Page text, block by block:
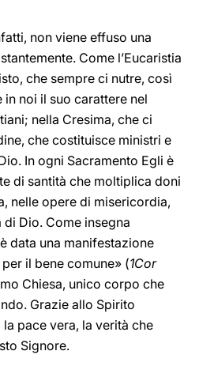
non viene effuso una
Come l’Eucaristia
che sempre ci nutre, così
noi il suo carattere nel
nella Cresima, che ci
che costituisce ministri e
In ogni Sacramento Egli è
di santità che moltiplica doni
nelle opere di misericordia,
Dio. Come insegna
data una manifestazione
il bene comune» (1Cor
Chiesa, unico corpo che
Grazie allo Spirito
pace vera, la verità che
Signore.